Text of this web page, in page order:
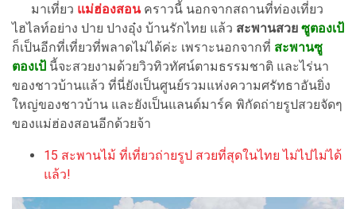
มาเที่ยว แม่ฮ่องสอนคราวนี้ นอกจากสถานที่ท่องเที่ยว
ไฮไลท์อย่าง ปาย ปางอุ๋ง บ้านรักไทย แล้ว สะพานสวย ซูตองเป้
ก็เป็นอีกที่เที่ยวที่พลาดไม่ได้ค่ะ เพราะนอกจากที่ สะพานซู
ตองเป้ นี้จะสวยงามด้วยวิวทิวทัศน์ตามธรรมชาติ และไร่นา
ของชาวบ้านแล้ว ที่นี่ยังเป็นศูนย์รวมแห่งความศรัทธาอันยิ่ง
ใหญ่ของชาวบ้าน และยังเป็นแลนด์มาร์ค พิกัดถ่ายรูปสวยจัดๆ
ของแม่ฮ่องสอนอีกด้วยจ้า
15 สะพานไม้ ที่เที่ยวถ่ายรูป สวยที่สุดในไทย ไม่ไปไม่ได้
แล้ว!